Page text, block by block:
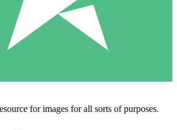
for images for all sorts of purposes.